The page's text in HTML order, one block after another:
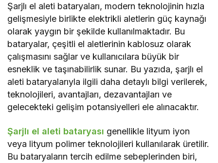
Şarjlı el aleti bataryaları, modern teknolojinin hızla
gelişmesiyle birlikte elektrikli aletlerin güç kaynağı
olarak yaygın bir şekilde kullanılmaktadır. Bu
bataryalar, çeşitli el aletlerinin kablosuz olarak
çalışmasını sağlar ve kullanıcılara büyük bir
esneklik ve taşınabilirlik sunar. Bu yazıda, şarjlı el
aleti bataryalarıyla ilgili daha detaylı bilgi verilerek,
teknolojileri, avantajları, dezavantajları ve
gelecekteki gelişim potansiyelleri ele alınacaktır.
Şarjlı el aleti bataryası genellikle lityum iyon
veya lityum polimer teknolojileri kullanılarak üretilir.
Bu bataryaların tercih edilme sebeplerinden biri,